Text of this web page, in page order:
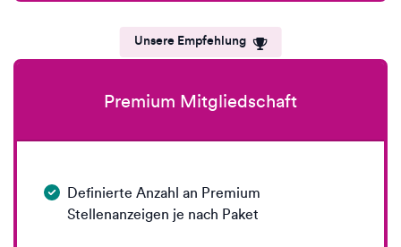
Unsere Empfehlung
Premium Mitgliedschaft
Definierte Anzahl an Premium
Stellenanzeigen je nach Paket